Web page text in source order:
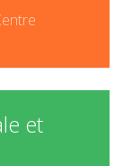
et